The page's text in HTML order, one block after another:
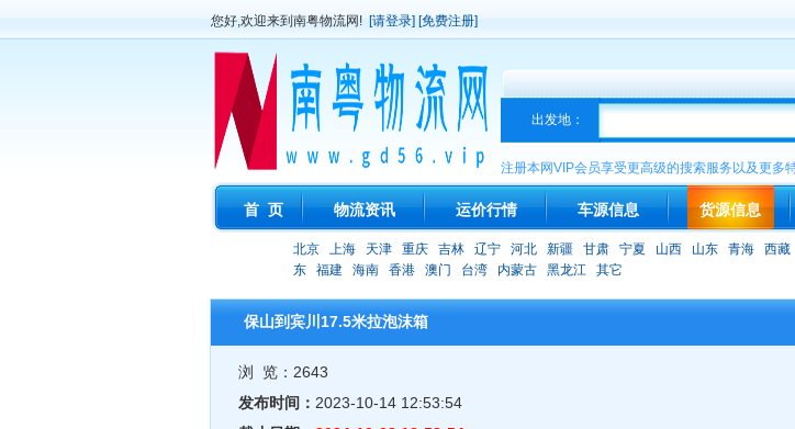
您好,欢迎来到南粤物流网! [请登录] [免费注册]
出发地：
注册本网VIP会员享受更高级的搜索服务以及更多特
首 页 物流资讯 运价行情 车源信息 货源信息
北京 上海 天津 重庆 吉林 辽宁 河北 新疆 甘肃 宁夏 山西 山东 青海 西藏
东
福建 海南 香港 澳门 台湾 内蒙古 黑龙江 其它
保山到宾川17.5米拉泡沫箱
浏 览：2643
发布时间： 2023-10-14 12:53:54